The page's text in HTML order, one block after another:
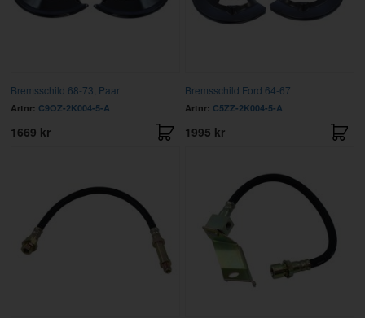
Bremsschild 68-73, Paar
Artnr: C9OZ-2K004-5-A
1669 kr
Bremsschild Ford 64-67
Artnr: C5ZZ-2K004-5-A
1995 kr